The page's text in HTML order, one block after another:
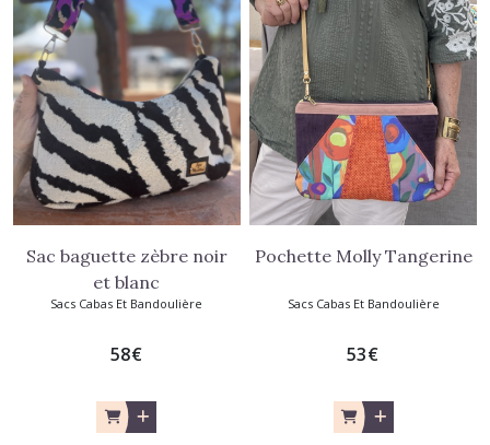
Sac baguette zèbre noir
et blanc
Sacs Cabas Et Bandoulière
58€
Pochette Molly Tangerine
Sacs Cabas Et Bandoulière
53€